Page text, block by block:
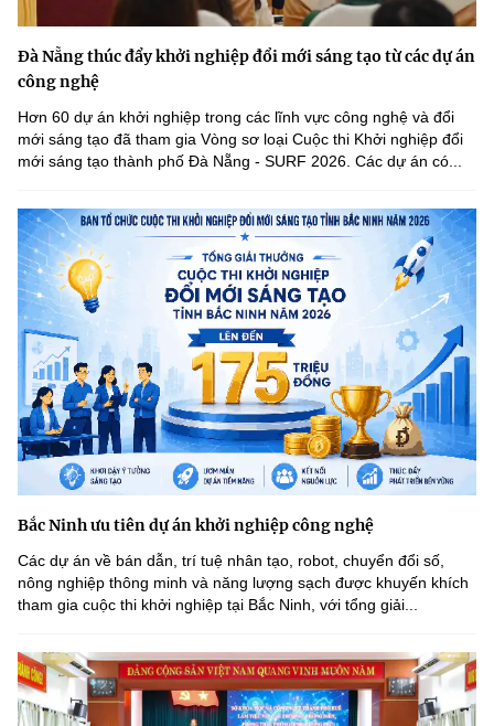
Đà Nẵng thúc đẩy khởi nghiệp đổi mới sáng tạo từ các dự án
công nghệ
Hơn 60 dự án khởi nghiệp trong các lĩnh vực công nghệ và đổi
mới sáng tạo đã tham gia Vòng sơ loại Cuộc thi Khởi nghiệp đổi
mới sáng tạo thành phố Đà Nẵng - SURF 2026. Các dự án có...
Bắc Ninh ưu tiên dự án khởi nghiệp công nghệ
Các dự án về bán dẫn, trí tuệ nhân tạo, robot, chuyển đổi số,
nông nghiệp thông minh và năng lượng sạch được khuyến khích
tham gia cuộc thi khởi nghiệp tại Bắc Ninh, với tổng giải...